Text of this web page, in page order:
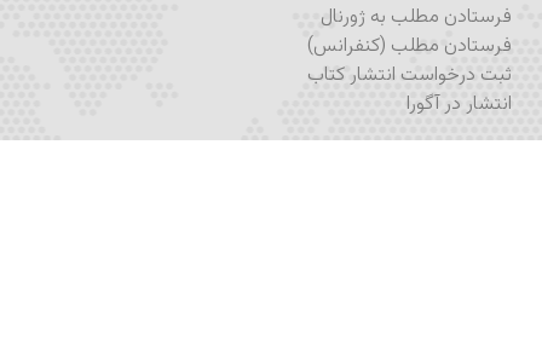
فرستادن مطلب به ژورنال
فرستادن مطلب (کنفرانس)
ثبت درخواست انتشار کتاب
انتشار در آگورا